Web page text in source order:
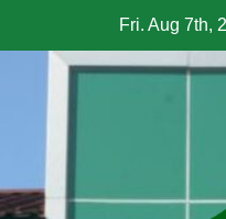
Fri. Aug 7th,